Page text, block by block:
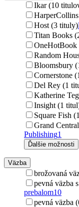
Ikar (10
Host (3 tituly)
Titan Books
Random
Bloomsbury
Cornerstone
Del Rey (1
Katherine
Insight (1
Square Fish
Grand
Publishing1
Ďalšie možnosti
Väzba
brožovaná
pevná väzba
prebalom10
pevná väzba